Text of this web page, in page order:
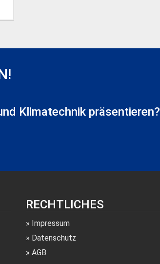
Klimatechnik präsentieren?
RECHTLICHES
Impressum
Datenschutz
AGB